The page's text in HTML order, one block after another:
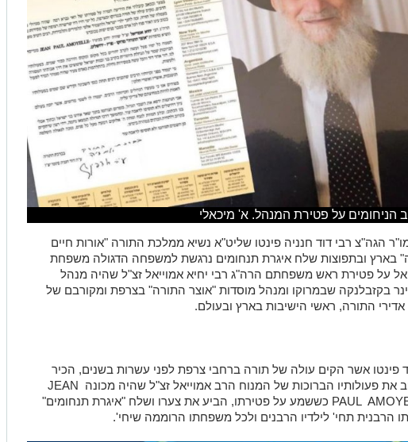
הניחומים על פטירת המנהל. א' מיכאלי
"ר הגה"צ רבי דוד חנניה פינטו שליט"א נשיא ממלכת התורה "אורות חיים
" בארץ ובתפוצות שלח איגרת תנחומים נרגשת למשפחה הדגולה משפחת
על פטירת ראש משפחתם הרה"ג רבי יחיא אמוייאל זצ"ל שהיה מנהל
בקזבלנקה שבמרוקו ומנהל מוסדות "אוצר התורה" בצרפת ומקורבם של
אדירי התורה, ראשי הישיבות בארץ ובעולם.
ד פינטו אשר הקים עולה של תורה ברחבי צרפת לפני עשרות בשנים, הכיר
את פעולותיו הברוכות של המנוח הרב אמוייאל זצ"ל שהיה מכונה JEAN
PAUL כששמע על פטירתו, הביע את צערו ושלח "איגרת תנחומים"
הרבנית תחי' לילדיו הרבנים ולכל משפחתו הרוממה שיחי'.